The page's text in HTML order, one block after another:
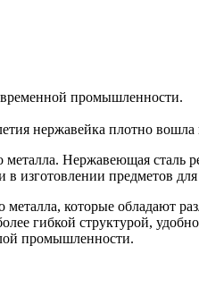
промышленности.
нержавейка плотно вошла
Нержавеющая сталь
изготовлении предметов
которые обладают
гибкой структурой,
промышленности.